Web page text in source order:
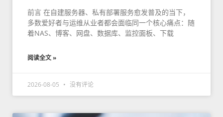
前言 在自建服务器、私有部署服务愈发普及的当下，
多数爱好者与运维从业者都会面临同一个核心痛点：随
着NAS、博客、网盘、数据库、监控面板、下载
阅读全文 »
2026-08-05 没有评论